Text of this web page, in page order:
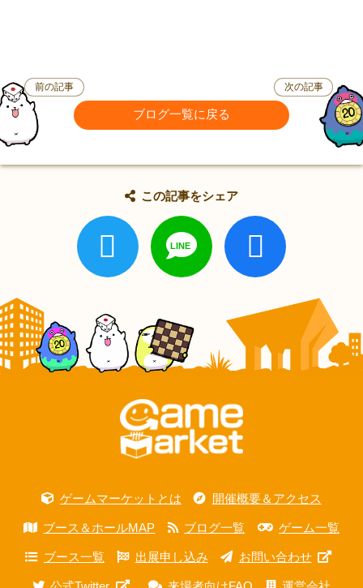
前の記事
ブログ一覧に戻る
次の記事
この記事をシェア
ゲームマーケットとは 開催概要＆アクセス
ブース＆ホールMAP ブログ一覧 ゲーム一覧
ブース一覧 出展申し込み お問い合わせ